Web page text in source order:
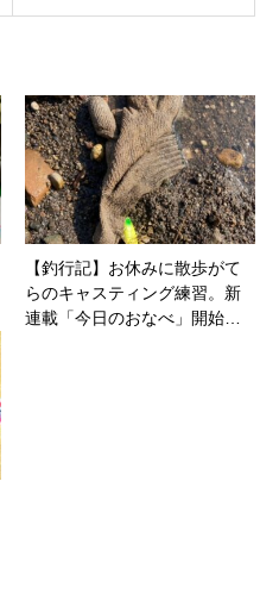
【釣行記】お休みに散歩がて
らのキャスティング練習。新
連載「今日のおなべ」開始…